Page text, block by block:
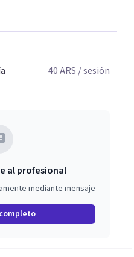
40ARS / sesión
al profesional
mediante mensaje